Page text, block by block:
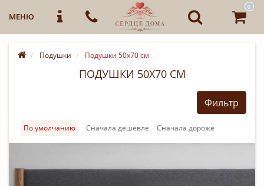
МЕНЮ
0
Подушки Подушки 50х70 см
ПОДУШКИ 50Х70 СМ
Фильтр
По умолчанию Cначала дешевле Cначала дороже